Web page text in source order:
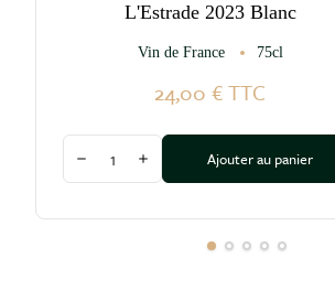
L'Estrade 2023 Blanc
Vin de France 75cl
24,00 €TTC
Diminuer la quantité
Augmenter la quantité
Ajouter au panier